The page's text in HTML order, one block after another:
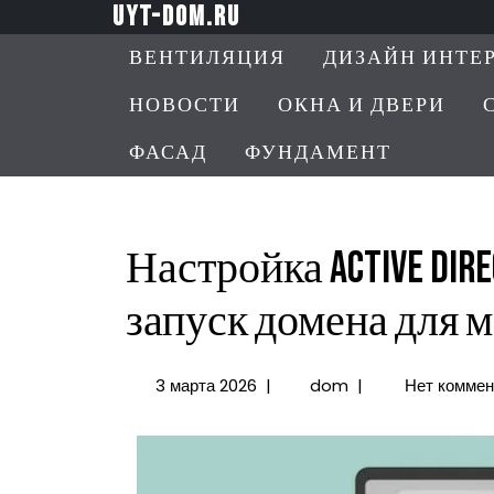
к
uyt-dom.ru
ВЕНТИЛЯЦИЯ ДИЗАЙН
НОВОСТИ ОКНА И ДВЕРИ
ФАСАД ФУНДАМЕНТ
Настройка Active
запуск домена для
3 марта 20263
2026
| domНастройка
Directory
нуля:
| Нет